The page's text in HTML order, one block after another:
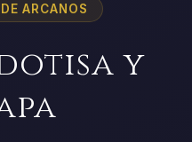
ARCANOS
y